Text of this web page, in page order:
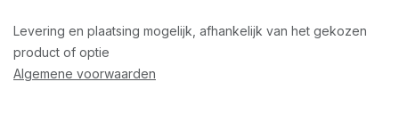
Levering en plaatsing mogelijk, afhankelijk van het gekozen
product of optie
Algemene voorwaarden